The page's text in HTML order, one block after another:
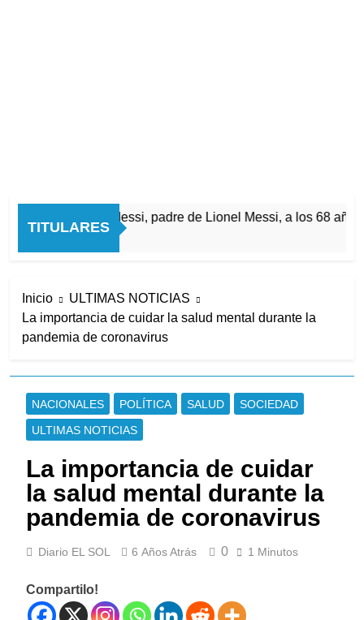
TITULARES
Murió Jorge Messi, padre de Lionel Messi, a los 68 años
Inicio
ULTIMAS NOTICIAS
La importancia de cuidar la salud mental durante la
pandemia de coronavirus
NACIONALES POLÍTICA SALUD
SOCIEDAD
ULTIMAS NOTICIAS
La importancia de cuidar
la salud mental durante la
pandemia de coronavirus
Diario EL SOL 6 Años Atrás 0 1 Minutos
Compartilo!